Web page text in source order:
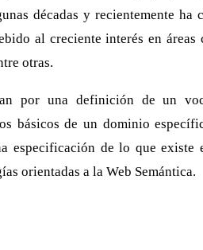
décadas y recientemente
al creciente interés en
otras.
por una definición de un
básicos de un dominio
especificación de lo que
orientadas a la Web Semántica.